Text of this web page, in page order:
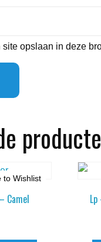
site opslaan in deze
to Wishlist
Camel